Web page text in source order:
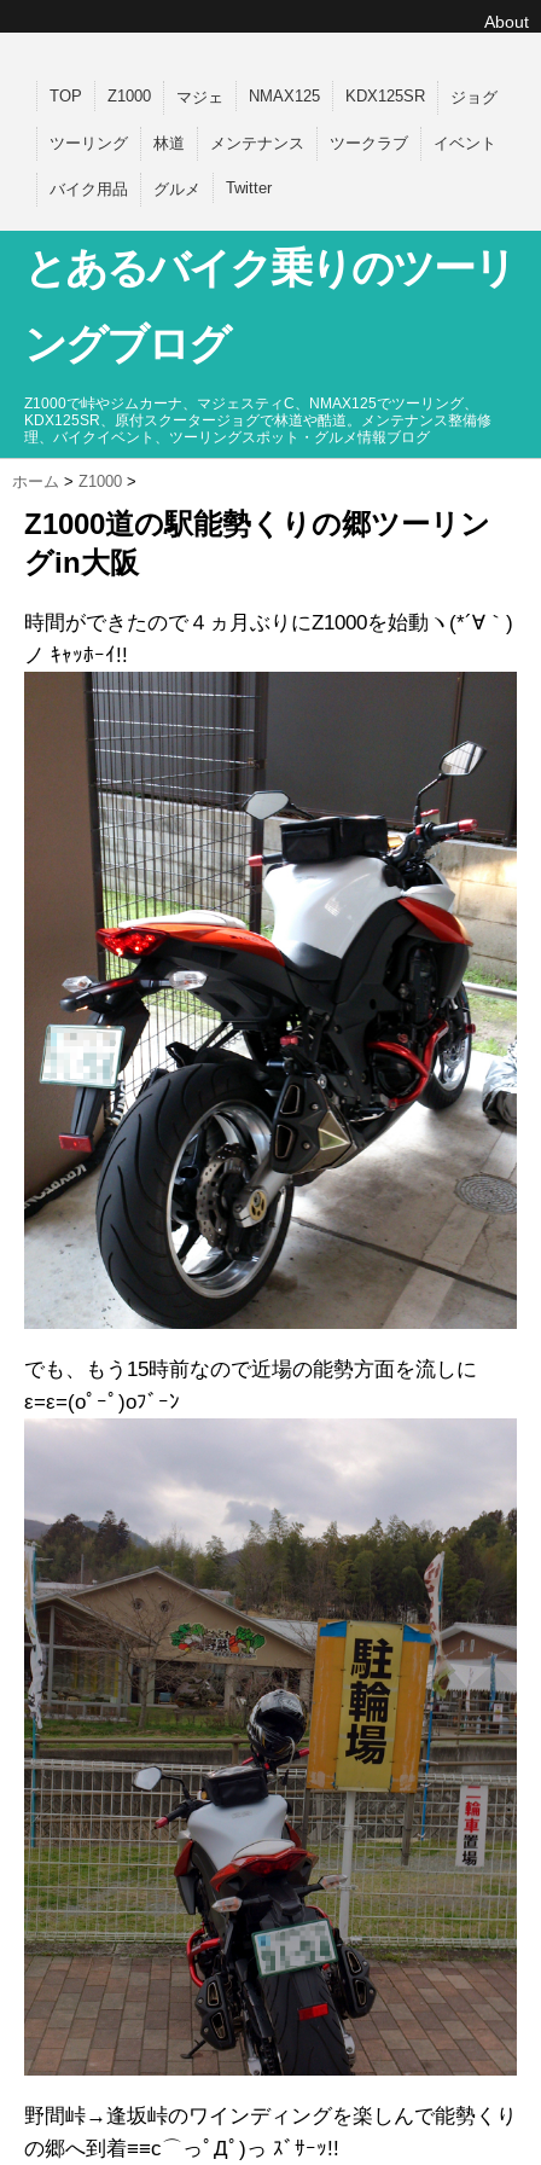
About
TOP Z1000 マジェ NMAX125 KDX125SR ジョグ
ツーリング 林道 メンテナンス ツークラブ イベント
バイク用品 グルメ Twitter
とあるバイク乗りのツーリ
ングブログ
Z1000で峠やジムカーナ、マジェスティC、NMAX125でツーリング、
KDX125SR、原付スクータージョグで林道や酷道。メンテナンス整備修
理、バイクイベント、ツーリングスポット・グルメ情報ブログ
ホーム > Z1000 >
Z1000道の駅能勢くりの郷ツーリン
グin大阪
時間ができたので４ヵ月ぶりにZ1000を始動ヽ(*´∀｀)
ノ ｷｬｯﾎｰｲ!!
でも、もう15時前なので近場の能勢方面を流しに
ε=ε=(oﾟｰﾟ)oﾌﾞｰﾝ
野間峠→逢坂峠のワインディングを楽しんで能勢くり
の郷へ到着≡≡c⌒っﾟДﾟ)っ ｽﾞｻｰｯ!!